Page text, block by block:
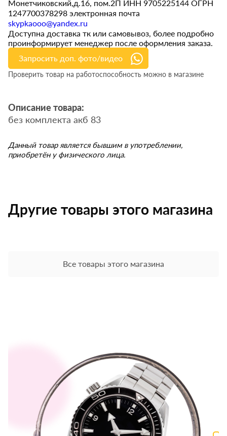
Монетчиковский,д.16, пом.2П ИНН 9705225144 ОГРН
1247700378298 электронная почта
skypkaooo@yandex.ru
Доступна доставка тк или самовывоз, более подробно
проинформирует менеджер после оформления заказа.
Запросить доп. фото/видео
Проверить товар на работоспособность можно в магазине
Описание товара:
без комплекта акб 83
Данный товар является бывшим в употреблении,
приобретён у физического лица.
Другие товары этого магазина
Все товары этого магазина